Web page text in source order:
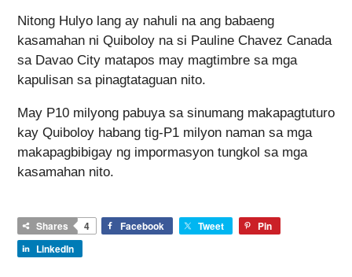
Nitong Hulyo lang ay nahuli na ang babaeng
kasamahan ni Quiboloy na si Pauline Chavez Canada
sa Davao City matapos may magtimbre sa mga
kapulisan sa pinagtataguan nito.
May P10 milyong pabuya sa sinumang makapagtuturo
kay Quiboloy habang tig-P1 milyon naman sa mga
makapagbibigay ng impormasyon tungkol sa mga
kasamahan nito.
Shares 4 Facebook Tweet
Pin
LinkedIn